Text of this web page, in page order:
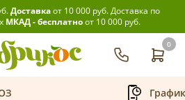
Доставкаот 10 000 руб.Доставка по
МКАД - бесплатноот 10 000 руб.
0